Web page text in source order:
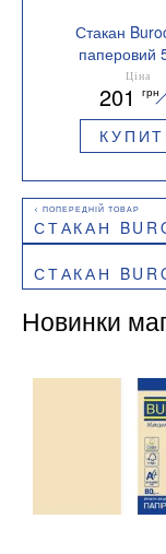
Стакан
паперовий
LAVANDA CUP
Ціна
201 грн
СТАКАН BUROCLEAN
СТАКАН BUROCLEAN
Новинки